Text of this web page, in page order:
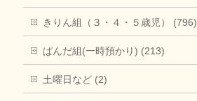
きりん組（３・４・５歳児） (796)
ぱんだ組(一時預かり) (213)
土曜日など (2)